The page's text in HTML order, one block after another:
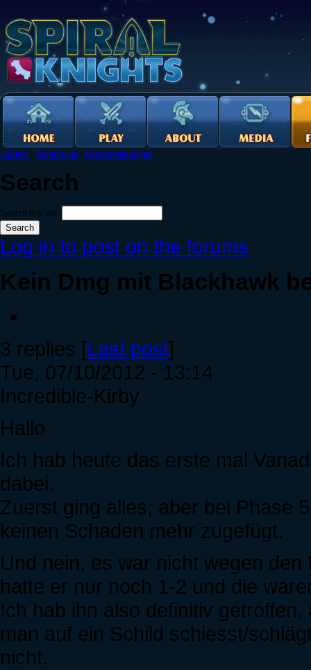
Forums › Technische › Fehlermeldungen
Search
Search this site:
Log in to post on the forums
Kein Dmg mit Blackhawk
3 replies [Last post]
Tue, 07/10/2012 - 13:14
Incredible-Kirby
Hallo
Ich hab heute das erste mal
dabei.
Zuerst ging alles, aber bei Phase
keinen Schaden mehr zugefügt.
Und nein, es war nicht wegen
hatte er nur noch 1-2 und die
Ich hab ihn also definitiv
man auf ein Schild schiesst/
nicht.